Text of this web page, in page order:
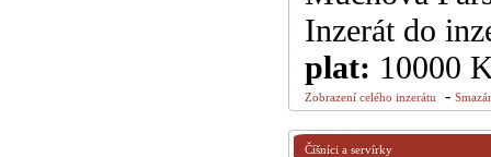
Inzerát do
plat: 10000
Zobrazení celého inzerátu -
Číšníci a servírky